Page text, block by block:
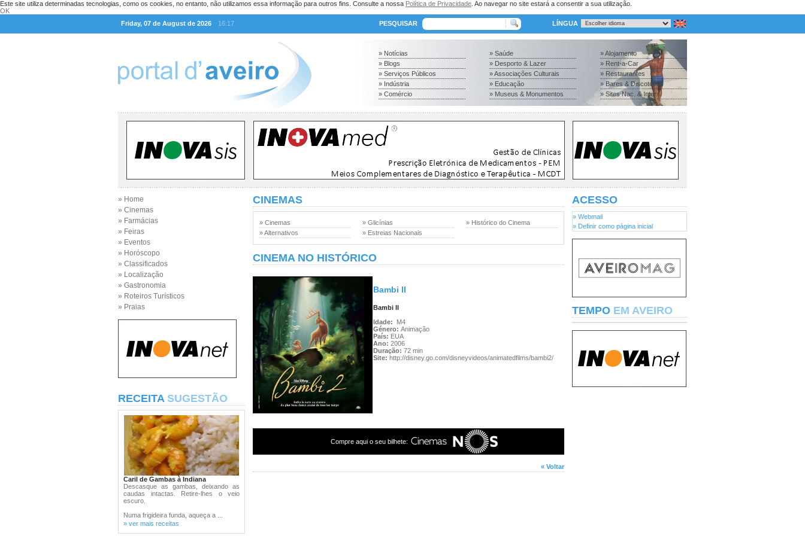
Este site utiliza determinadas tecnologias, como os cookies, no entanto, não utilizamos essa informação para outros fins. Consulte a nossa Política de Privacidade . Ao navegar no site estará a consentir a sua utilização.
OK
Friday, 07 de August de 2026
16:17 PESQUISAR LÍNGUA
» Notícias
» Blogs
» Serviços Públicos
» Indústria
» Comércio
» Saúde
» Desporto & Lazer
» Associações Culturais
» Educação
» Museus & Monumentos
» Alojamento
» Rent-a-Car
» Restaurantes
» Bares & Discotecas
» Sites Nac. & Inter.
» Home
» Cinemas
» Farmácias
» Feiras
» Eventos
» Horóscopo
» Classificados
» Localização
» Gastronomia
» Roteiros Turísticos
» Praias
RECEITA SUGESTÃO
Caril de Gambas à Indiana
Descasque as gambas, deixando as
caudas intactas. Retire-lhes o veio
escuro.
Numa frigideira funda, aqueça a ...
» ver mais receitas
CINEMAS
» Cinemas
» Alternativos
» Glicínias
» Estreias Nacionais
» Histórico do Cinema
CINEMA NO HISTÓRICO
Bambi II
Bambi II
Idade:
M4
Género: Animação
País: EUA
Ano: 2006
Duração: 72 min
Site: http://disney.go.com/disneyvideos/animatedfilms/bambi2/
Compre aqui o seu bilhete:
« Voltar
ACESSO
» Webmail
» Definir como página inicial
TEMPO EM AVEIRO